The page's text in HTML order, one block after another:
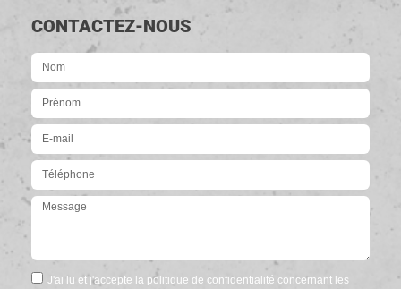
CONTACTEZ-NOUS
J'ai lu et j'accepte la politique de confidentialité concernant les